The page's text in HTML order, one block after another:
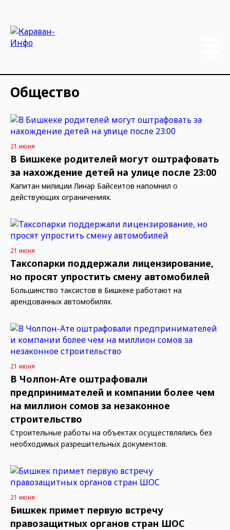
Общество
21 июня
В Бишкеке родителей могут оштрафовать
за нахождение детей на улице после 23:00
Капитан милиции Линар Байсеитов напомнил о
действующих ограничениях.
21 июня
Таксопарки поддержали лицензирование,
но просят упростить смену автомобилей
Большинство таксистов в Бишкеке работают на
арендованных автомобилях.
21 июня
В Чолпон-Ате оштрафовали
предпринимателей и компании более чем
на миллион сомов за незаконное
строительство
Строительные работы на объектах осуществлялись без
необходимых разрешительных документов.
21 июня
Бишкек примет первую встречу
правозащитных органов стран ШОС